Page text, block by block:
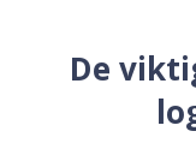
De